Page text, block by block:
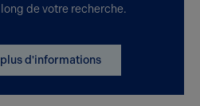
de votre recherche.
d'informations